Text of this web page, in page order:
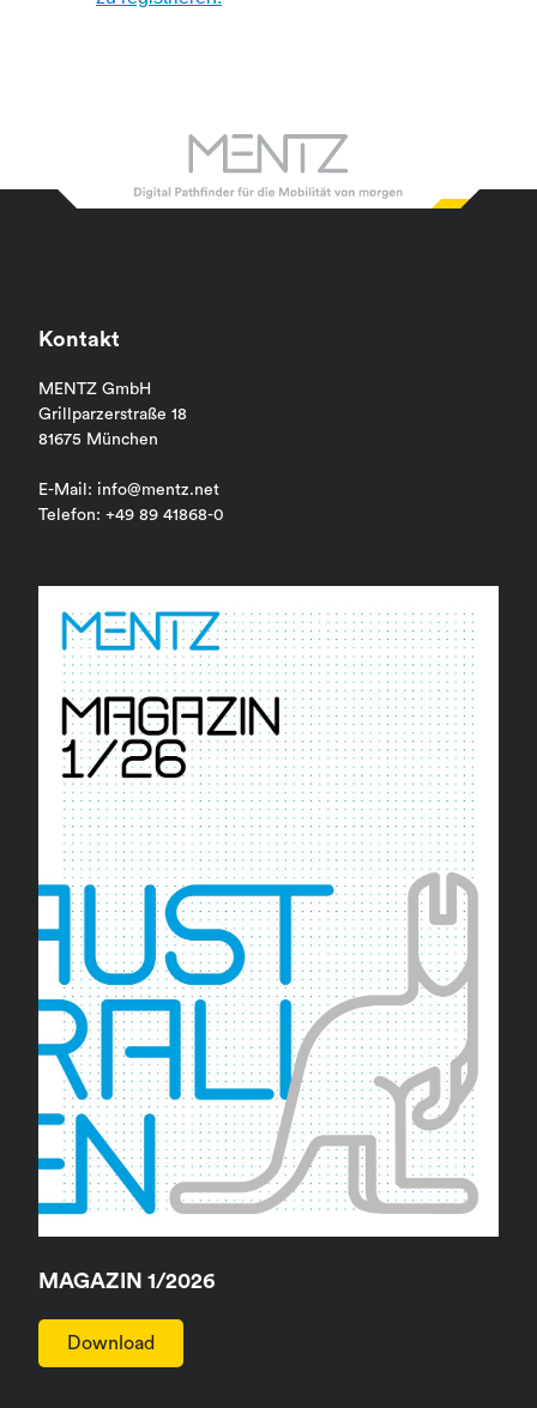
Kontakt
MENTZ GmbH
Grillparzerstraße 18
81675 München
E-Mail: info@mentz.net
Telefon: +49 89 41868-0
MAGAZIN 1/2026
Download